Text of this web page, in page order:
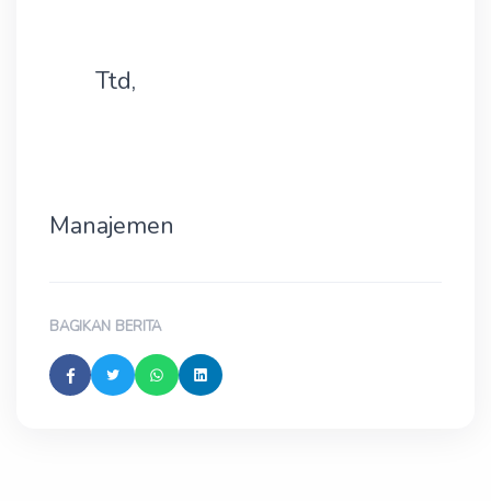
Ttd,
Manajemen
BAGIKAN BERITA